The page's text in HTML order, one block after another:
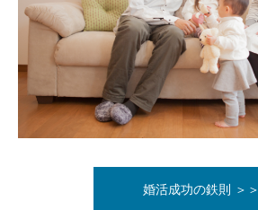
婚活成功の鉄則 ＞＞